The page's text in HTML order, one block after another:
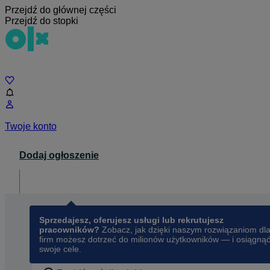
Przejdź do głównej części
Przejdź do stopki
Twoje konto
Dodaj ogłoszenie
Sprzedajesz, oferujesz usługi lub rekrutujesz
pracowników? Zobacz, jak dzięki naszym rozwiązaniom dla
firm możesz dotrzeć do milionów użytkowników — i osiągnąć
swoje cele.